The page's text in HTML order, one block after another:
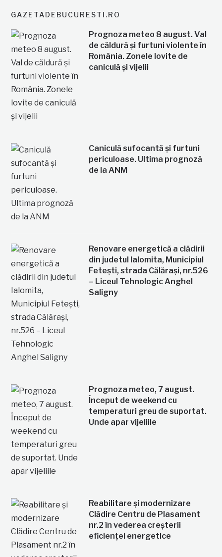
GAZETADEBUCURESTI.RO
Prognoza meteo 8 august. Val
de căldură și furtuni violente în
România. Zonele lovite de
caniculă și vijelii
Caniculă sufocantă și furtuni
periculoase. Ultima prognoză
de la ANM
Renovare energetică a clădirii
din judetul Ialomita, Municipiul
Fetești, strada Călărași, nr.526
– Liceul Tehnologic Anghel
Saligny
Prognoza meteo, 7 august.
Început de weekend cu
temperaturi greu de suportat.
Unde apar vijeliile
Reabilitare și modernizare
Clădire Centru de Plasament
nr.2 în vederea creșterii
eficienței energetice